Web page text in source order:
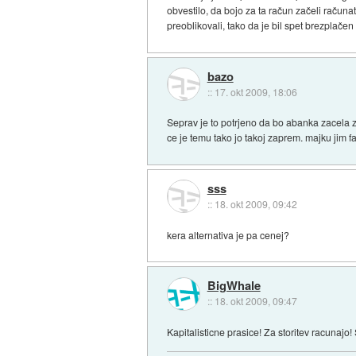
obvestilo, da bojo za ta račun začeli
preoblikovali, tako da je bil spet
bazo
:: 17. okt 2009, 18:06
Seprav je to potrjeno da bo abanka
ce je temu tako jo takoj zaprem. majku jim
sss
:: 18. okt 2009, 09:42
kera alternativa je pa cenej?
BigWhale
:: 18. okt 2009, 09:47
Kapitalisticne prasice! Za storitev racunajo!